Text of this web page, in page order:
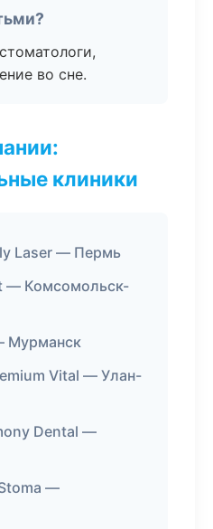
во сне.
клиники
Laser — Пермь
— Комсомольск-
Мурманск
Vital — Улан-
Dental —
—